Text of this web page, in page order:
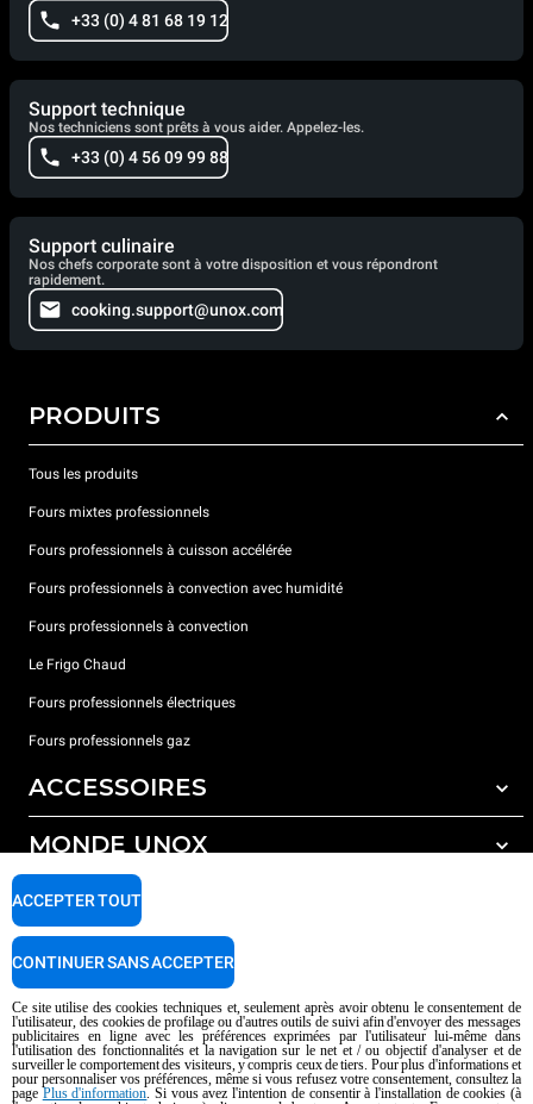
+33 (0) 4 81 68 19 12
Support technique
Nos techniciens sont prêts à vous aider. Appelez-les.
+33 (0) 4 56 09 99 88
Support culinaire
Nos chefs corporate sont à votre disposition et vous répondront
rapidement.
cooking.support@unox.com
PRODUITS
Tous les produits
Fours mixtes professionnels
Fours professionnels à cuisson accélérée
Fours professionnels à convection avec humidité
Fours professionnels à convection
Le Frigo Chaud
Fours professionnels électriques
Fours professionnels gaz
ACCESSOIRES
Tous les accessoires
Détergents pour lavage automatique
Détergents pour lavage manuel
Traitement de l'eau avec filtres à résine
MONDE UNOX
Nos bureaux dans le monde
SUPPORT
Garantie Unox
Trouver les Centres SAV
Droits d'auteurt 2026 UNOX SpA Tous droits réservés. Reg.Papova n °
AI Content Disclaimer Privacy policy Cookie policy
Ce site utilise des cookies techniques et, seulement après avoir obtenu le consentement de
l'utilisateur, des cookies de profilage ou d'autres outils de suivi afin d'envoyer des messages
publicitaires en ligne avec les préférences exprimées par l'utilisateur lui-même dans
l'utilisation des fonctionnalités et la navigation sur le net et / ou objectif d'analyser et de
surveiller le comportement des visiteurs, y compris ceux de tiers. Pour plus d'informations et
pour personnaliser vos préférences, même si vous refusez votre consentement, consultez la
page Plus d'information. Si vous avez l'intention de consentir à l'installation de cookies (à
ACCEPTER TOUT
CONTINUER SANS ACCEPTER